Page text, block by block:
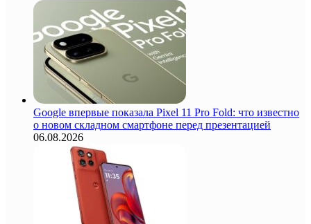
Google впервые показала Pixel 11 Pro Fold: что известно
о новом складном смартфоне перед презентацией
06.08.2026